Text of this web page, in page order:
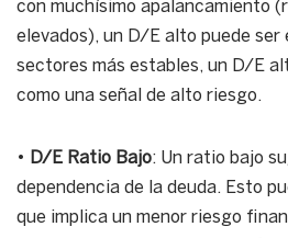
con muchísimo apalancamiento
elevados), un D/E alto puede ser
sectores más estables, un D/E
como una señal de alto riesgo.
• D/E Ratio Bajo: Un ratio bajo
dependencia de la deuda. Esto
que implica un menor riesgo